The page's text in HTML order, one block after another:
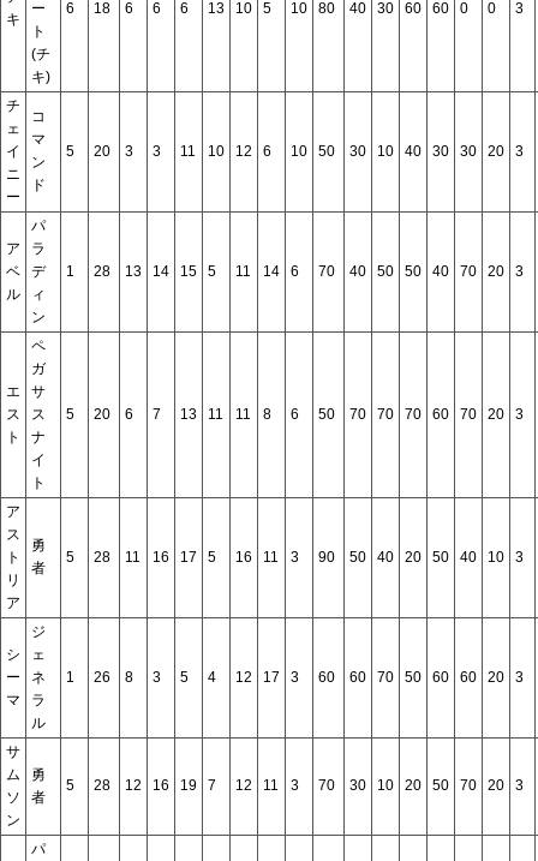
キ
ー
ト
(チ
キ)
6 18 6 6 6 13 10 5 10 80 40 30 60 60 0 0 3
チ
ェ
イ
ニ
ー
コ
マ
ン
ド
5 20 3 3 11 10 12 6 10 50 30 10 40 30 30 20 3
ア
ベ
ル
パ
ラ
デ
ィ
ン
1 28 13 14 15 5 11 14 6 70 40 50 50 40 70 20 3
エ
ス
ト
ペ
ガ
サ
ス
ナ
イ
ト
5 20 6 7 13 11 11 8 6 50 70 70 70 60 70 20 3
ア
ス
ト
リ
ア
勇
者
5 28 11 16 17 5 16 11 3 90 50 40 20 50 40 10 3
シ
ー
マ
ジ
ェ
ネ
ラ
ル
1 26 8 3 5 4 12 17 3 60 60 70 50 60 60 20 3
サ
ム
ソ
ン
勇
者
5 28 12 16 19 7 12 11 3 70 30 10 20 50 70 20 3
パ